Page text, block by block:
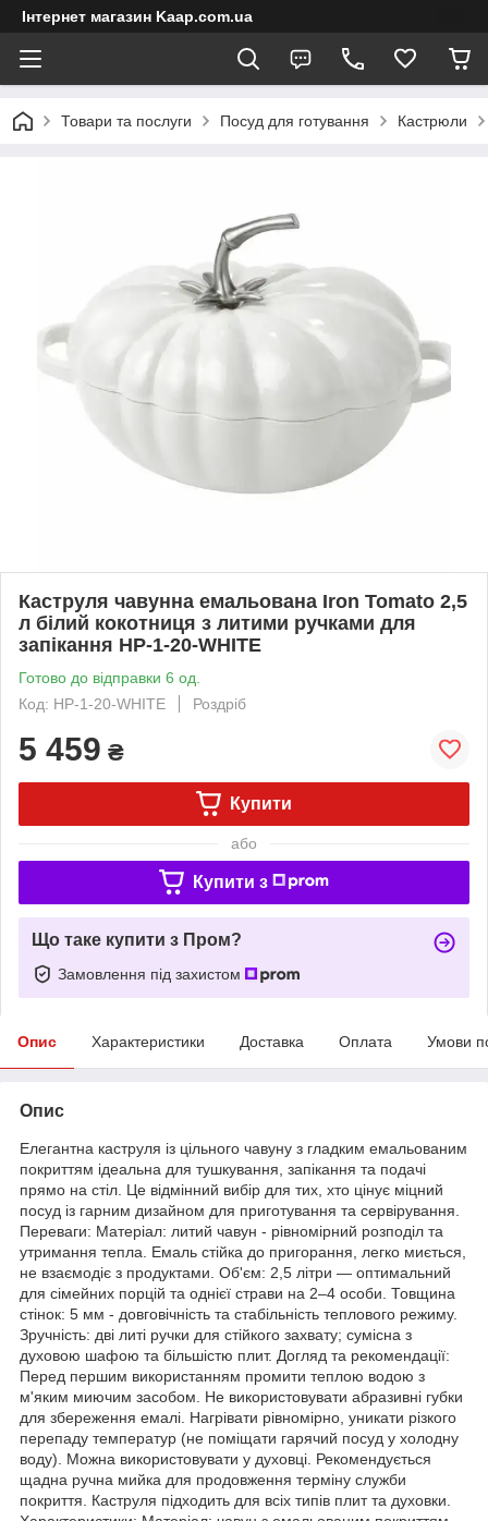
Інтернет магазин Kaap.com.ua
Товари та послуги Посуд для готування Кастрюли
Каструля чавунна емальована Iron Tomato 2,5
л білий кокотниця з литими ручками для
запікання HP-1-20-WHITE
Готово до відправки 6 од.
Код: HP-1-20-WHITE
Роздріб
5 459 ₴
Купити
або
Купити з
Що таке купити з Пром?
Замовлення під захистом
Опис Характеристики Доставка Оплата Умови
Опис
Елегантна каструля із цільного чавуну з гладким емальованим
покриттям ідеальна для тушкування, запікання та подачі
прямо на стіл. Це відмінний вибір для тих, хто цінує міцний
посуд із гарним дизайном для приготування та сервірування.
Переваги: Матеріал: литий чавун - рівномірний розподіл та
утримання тепла. Емаль стійка до пригорання, легко миється,
не взаємодіє з продуктами. Об'єм: 2,5 літри — оптимальний
для сімейних порцій та однієї страви на 2–4 особи. Товщина
стінок: 5 мм - довговічність та стабільність теплового режиму.
Зручність: дві литі ручки для стійкого захвату; сумісна з
духовою шафою та більшістю плит. Догляд та рекомендації:
Перед першим використанням промити теплою водою з
м'яким миючим засобом. Не використовувати абразивні губки
для збереження емалі. Нагрівати рівномірно, уникати різкого
перепаду температур (не поміщати гарячий посуд у холодну
воду). Можна використовувати у духовці. Рекомендується
щадна ручна мийка для продовження терміну служби
покриття. Каструля підходить для всіх типів плит та духовки.